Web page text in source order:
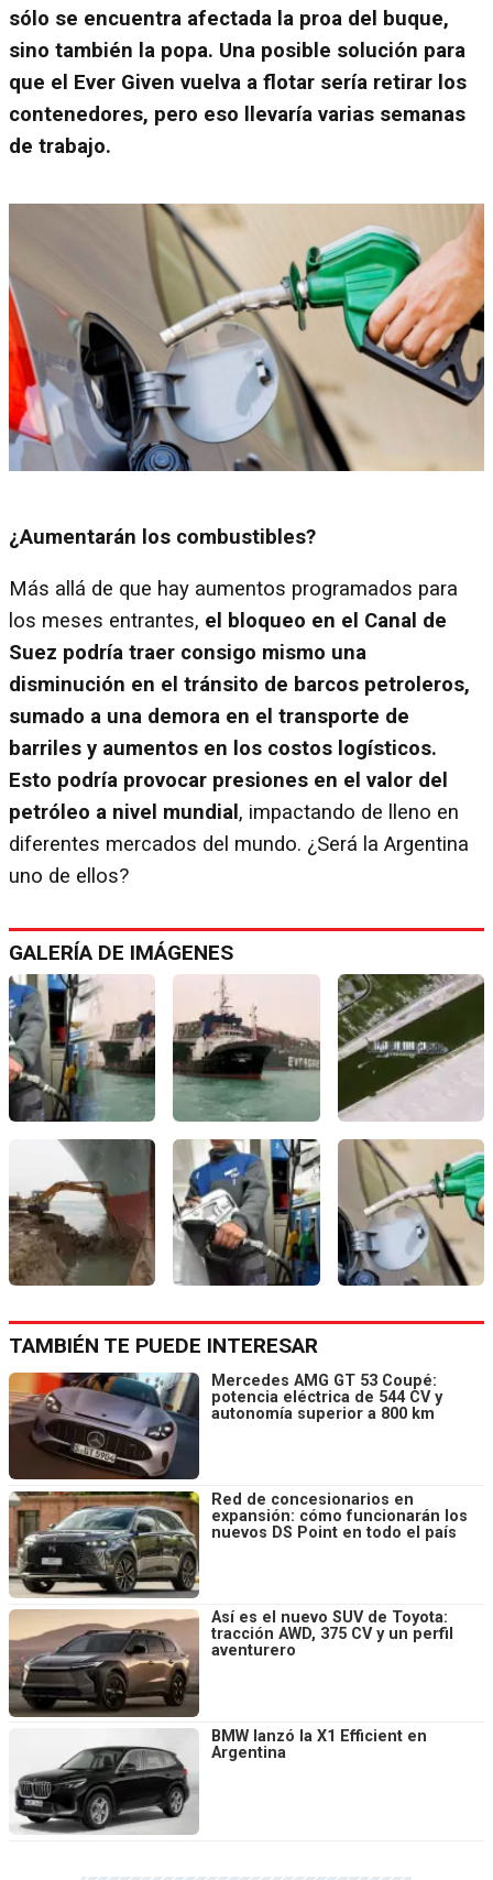
sólo se encuentra afectada la proa del buque,
sino también la popa. Una posible solución para
que el Ever Given vuelva a flotar sería retirar los
contenedores, pero eso llevaría varias semanas
de trabajo.
¿Aumentarán los combustibles?
Más allá de que hay aumentos programados para
los meses entrantes, el bloqueo en el Canal de
Suez podría traer consigo mismo una
disminución en el tránsito de barcos petroleros,
sumado a una demora en el transporte de
barriles y aumentos en los costos logísticos.
Esto podría provocar presiones en el valor del
petróleo a nivel mundial , impactando de lleno en
diferentes mercados del mundo. ¿Será la Argentina
uno de ellos?
GALERÍA DE IMÁGENES
TAMBIÉN TE PUEDE INTERESAR
Mercedes AMG GT 53 Coupé:
potencia eléctrica de 544 CV y
autonomía superior a 800 km
Red de concesionarios en
expansión: cómo funcionarán los
nuevos DS Point en todo el país
Así es el nuevo SUV de Toyota:
tracción AWD, 375 CV y un perfil
aventurero
BMW lanzó la X1 Efficient en
Argentina